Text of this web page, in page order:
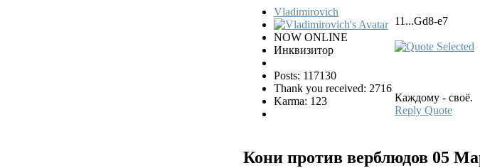
Vladimirovich
NOW ONLINE
Инквизитор
Posts: 117130
Thank you received: 2716
Karma: 123
11...Gd8-e7
Каждому - своё.
Reply Quote
Кони против верблюдов 05